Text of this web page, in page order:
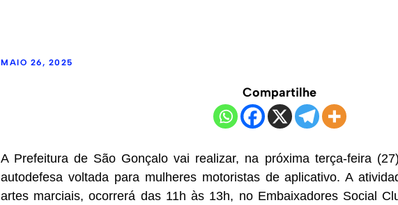
MAIO 26, 2025
Compartilhe
A Prefeitura de São Gonçalo vai realizar, na próxima terça-feira
autodefesa voltada para mulheres motoristas de aplicativo. A
artes marciais, ocorrerá das 11h às 13h, no Embaixadores Social